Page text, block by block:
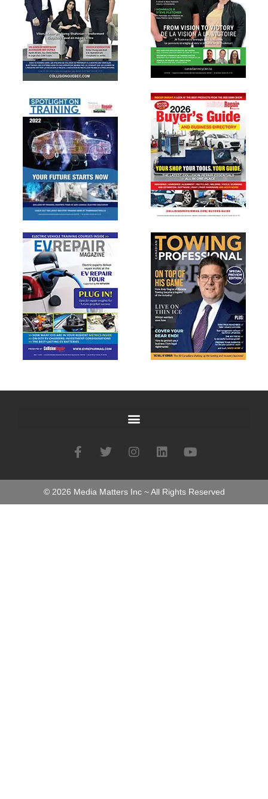
© 2026 Media Matters Inc ~ All Rights Reserved